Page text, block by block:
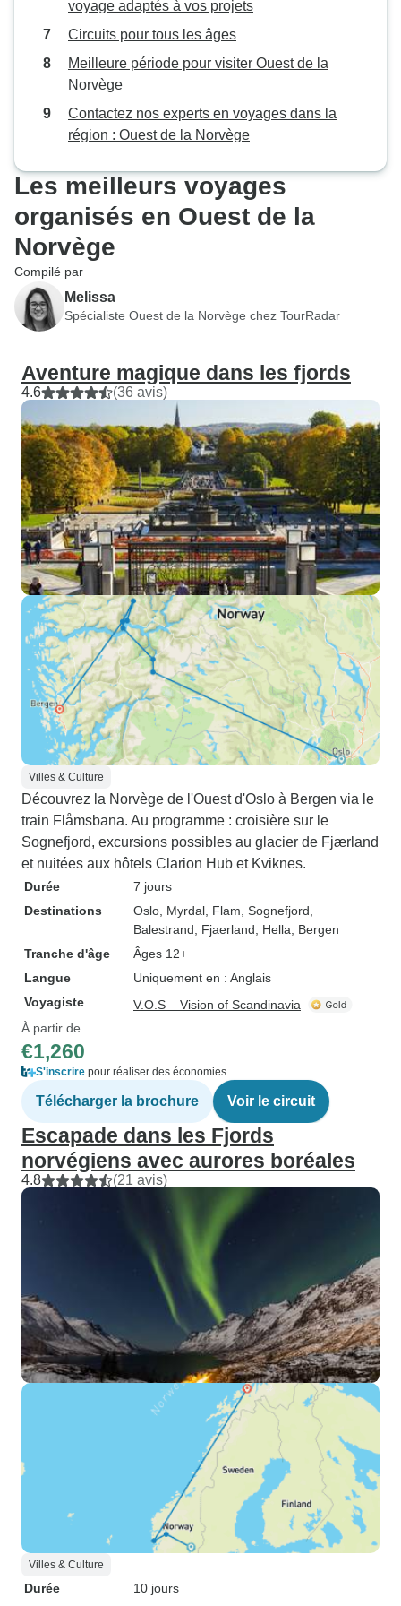
nous savions
l’aide. Ils ont
voyage pour
Leur attention
ne saurions trop
voyage adaptés à vos projets
Circuits pour tous les âges
Meilleure période pour visiter Ouest de la
Norvège
Contactez nos experts en voyages dans la
région : Ouest de la Norvège
Les meilleurs voyages
organisés en Ouest de la
Norvège
Compilé par
Melissa
Spécialiste Ouest de la Norvège chez TourRadar
Aventure magique dans les fjords
4.6 (36 avis)
Villes & Culture
Découvrez la Norvège de l'Ouest d'Oslo à Bergen via le
train Flåmsbana. Au programme : croisière sur le
Sognefjord, excursions possibles au glacier de Fjærland
et nuitées aux hôtels Clarion Hub et Kviknes.
Durée
7 jours
Destinations
Oslo , Myrdal , Flam , Sognefjord
Balestrand , Fjaerland , Hella , Bergen
Tranche d'âge
Âges 12+
Langue
Uniquement en : Anglais
Voyagiste
V.O.S – Vision of Scandinavia
À partir de
€1,260
S'inscrire pour réaliser des économies
Télécharger la brochure Voir le circuit
Escapade dans les Fjords
norvégiens avec aurores boréales
4.8 (21 avis)
Villes & Culture
Durée
10 jours